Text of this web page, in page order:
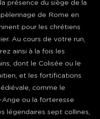
présence du siège de la
de Rome en
pour les chrétiens
Au cours de votre run,
ainsi à la fois les
dont le Colisée ou le
et les fortifications
comme le
Ange ou la forteresse
légendaires sept collines,